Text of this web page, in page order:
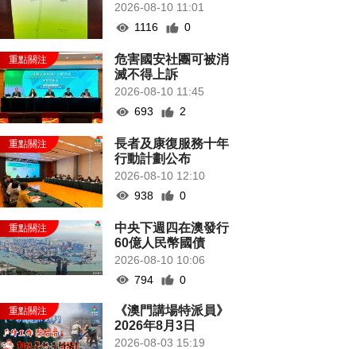
2026-08-10 11:01
1116
0
危害國安社團可被消
滅不得上訴
2026-08-10 11:45
693
2
長者及康復服務十年
行動計劃公布
2026-08-10 12:10
938
0
中央下週四在澳發行
60億人民幣國債
2026-08-10 10:06
794
0
《澳門講場特派員》
2026年8月3日
2026-08-03 15:19